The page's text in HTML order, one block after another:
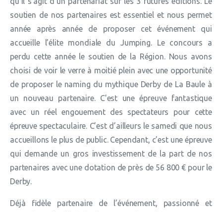
soutien de nos partenaires est essentiel et nous permet
année après année de proposer cet événement qui
accueille l’élite mondiale du Jumping. Le concours a
perdu cette année le soutien de la Région. Nous avons
choisi de voir le verre à moitié plein avec une opportunité
de proposer le naming du mythique Derby de La Baule à
un nouveau partenaire. C’est une épreuve fantastique
avec un réel engouement des spectateurs pour cette
épreuve spectaculaire. C’est d’ailleurs le samedi que nous
accueillons le plus de public. Cependant, c’est une épreuve
qui demande un gros investissement de la part de nos
partenaires avec une dotation de près de 56 800 € pour le
Derby.
Déjà fidèle partenaire de l’événement, passionné et